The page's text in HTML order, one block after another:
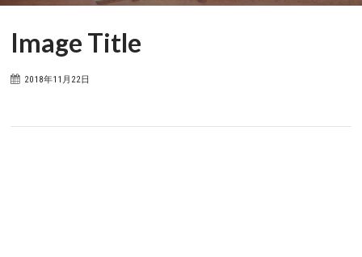
Image Title
2018年11月22日